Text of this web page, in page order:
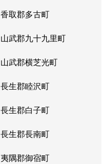
香取郡多古町
山武郡九十九里町
山武郡横芝光町
長生郡睦沢町
長生郡白子町
長生郡長南町
夷隅郡御宿町